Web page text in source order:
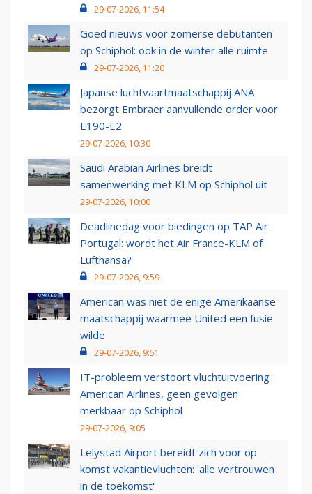
29-07-2026, 11:54
Goed nieuws voor zomerse debutanten
op Schiphol: ook in de winter alle ruimte
29-07-2026, 11:20
Japanse luchtvaartmaatschappij ANA
bezorgt Embraer aanvullende order voor
E190-E2
29-07-2026, 10:30
Saudi Arabian Airlines breidt
samenwerking met KLM op Schiphol uit
29-07-2026, 10:00
Deadlinedag voor biedingen op TAP Air
Portugal: wordt het Air France-KLM of
Lufthansa?
29-07-2026, 9:59
American was niet de enige Amerikaanse
maatschappij waarmee United een fusie
wilde
29-07-2026, 9:51
IT-probleem verstoort vluchtuitvoering
American Airlines, geen gevolgen
merkbaar op Schiphol
29-07-2026, 9:05
Lelystad Airport bereidt zich voor op
komst vakantievluchten: 'alle vertrouwen
in de toekomst'